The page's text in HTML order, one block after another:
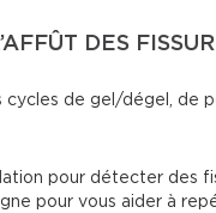
DES
de gel/dégel, de
pour détecter des
pour vous aider à